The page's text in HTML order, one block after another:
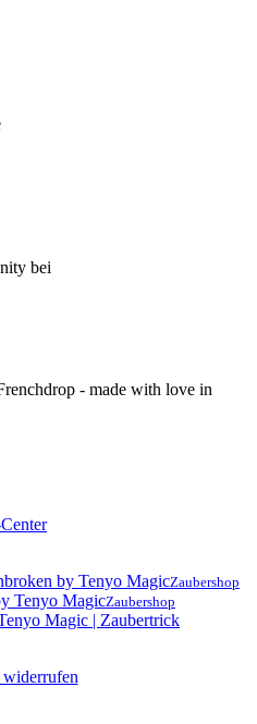
bei
- made with love in
Zaubershop
Zaubershop
Magic | Zaubertrick
widerrufen